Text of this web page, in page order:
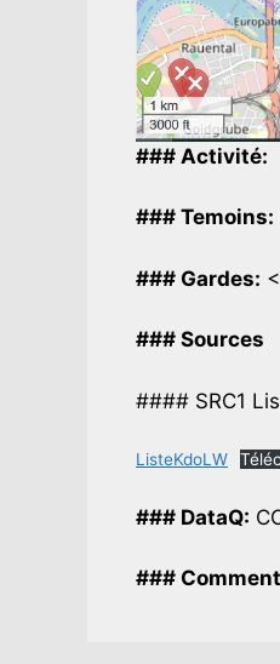
### Activité:
### Temoins:
### Gardes:
### Sources
#### SRC1
ListeKdoLW
### DataQ:
###